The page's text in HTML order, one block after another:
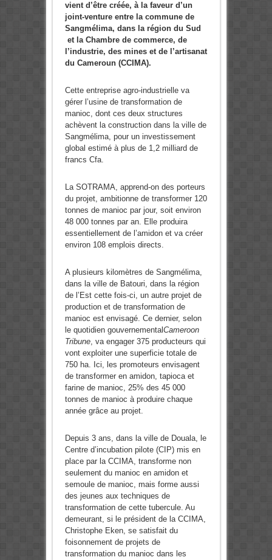
vient d’être créée, à la faveur d’un
joint-venture entre la commune de
Sangmélima, dans la région du Sud
et la Chambre de commerce, de
l’industrie, des mines et de l’artisanat
du Cameroun (CCIMA).
Cette entreprise agro-industrielle va
gérer l’usine de transformation de
manioc, dont ces deux structures
achèvent la construction dans la ville de
Sangmélima, pour un investissement
global estimé à plus de 1,2 milliard de
francs Cfa.
La SOTRAMA, apprend-on des porteurs
du projet, ambitionne de transformer 120
tonnes de manioc par jour, soit environ
48 000 tonnes par an. Elle produira
essentiellement de l’amidon et va créer
environ 108 emplois directs.
A plusieurs kilomètres de Sangmélima,
dans la ville de Batouri, dans la région
de l’Est cette fois-ci, un autre projet de
production et de transformation de
manioc est envisagé. Ce dernier, selon
le quotidien gouvernementalCameroon
Tribune, va engager 375 producteurs qui
vont exploiter une superficie totale de
750 ha. Ici, les promoteurs envisagent
de transformer en amidon, tapioca et
farine de manioc, 25% des 45 000
tonnes de manioc à produire chaque
année grâce au projet.
Depuis 3 ans, dans la ville de Douala, le
Centre d’incubation pilote (CIP) mis en
place par la CCIMA, transforme non
seulement du manioc en amidon et
semoule de manioc, mais forme aussi
des jeunes aux techniques de
transformation de cette tubercule. Au
demeurant, si le président de la CCIMA,
Christophe Eken, se satisfait du
foisonnement de projets de
transformation du manioc dans les